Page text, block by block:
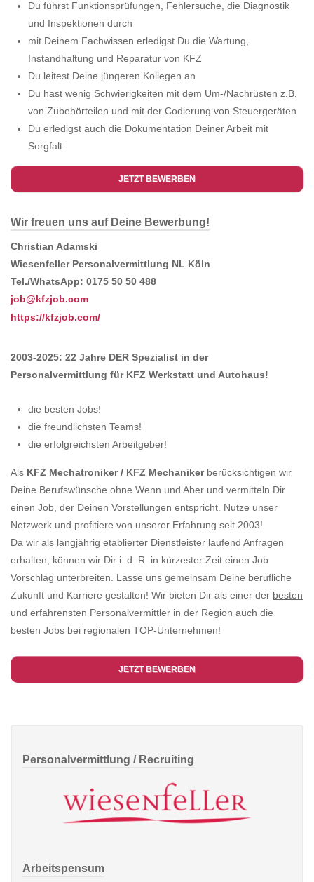
Du führst Funktionsprüfungen, Fehlersuche, die Diagnostik
und Inspektionen durch
mit Deinem Fachwissen erledigst Du die Wartung,
Instandhaltung und Reparatur von KFZ
Du leitest Deine jüngeren Kollegen an
Du hast wenig Schwierigkeiten mit dem Um-/Nachrüsten z.B.
von Zubehörteilen und mit der Codierung von Steuergeräten
Du erledigst auch die Dokumentation Deiner Arbeit mit
Sorgfalt
JETZT BEWERBEN
Wir freuen uns auf Deine Bewerbung!
Christian Adamski
Wiesenfeller Personalvermittlung NL Köln
Tel./WhatsApp: 0175 50 50 488
job@kfzjob.com
https://kfzjob.com/
2003-2025: 22 Jahre DER Spezialist in der
Personalvermittlung für KFZ Werkstatt und Autohaus!
die besten Jobs!
die freundlichsten Teams!
die erfolgreichsten Arbeitgeber!
Als KFZ Mechatroniker / KFZ Mechanikerberücksichtigen wir
Deine Berufswünsche ohne Wenn und Aber und vermitteln Dir
einen Job, der Deinen Vorstellungen entspricht. Nutze unser
Netzwerk und profitiere von unserer Erfahrung seit 2003!
Da wir als langjährig etablierter Dienstleister laufend Anfragen
erhalten, können wir Dir i. d. R. in kürzester Zeit einen Job
Vorschlag unterbreiten. Lasse uns gemeinsam Deine berufliche
Zukunft und Karriere gestalten! Wir bieten Dir als einer der besten
und erfahrensten Personalvermittler in der Region auch die
besten Jobs bei regionalen TOP-Unternehmen!
JETZT BEWERBEN
Personalvermittlung / Recruiting
Arbeitspensum